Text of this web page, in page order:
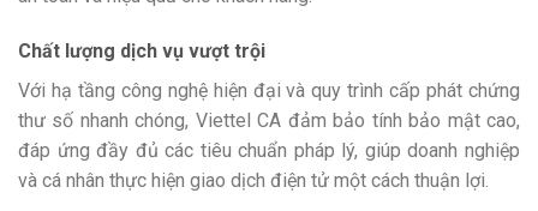
Chất lượng dịch vụ vượt trội
Với hạ tầng công nghệ hiện đại và quy trình cấp phát chứng
thư số nhanh chóng, Viettel CA đảm bảo tính bảo mật cao,
đáp ứng đầy đủ các tiêu chuẩn pháp lý, giúp doanh nghiệp
và cá nhân thực hiện giao dịch điện tử một cách thuận lợi.